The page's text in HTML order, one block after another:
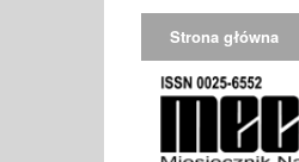
Strona główna